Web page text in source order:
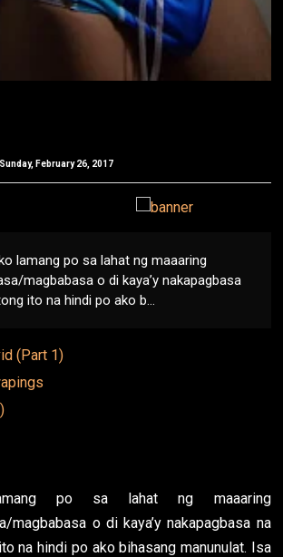
Sunday, February 26, 2017
lamang po sa lahat ng maaaring
magbabasa o di kaya’y nakapagbasa
ito na hindi po ako b...
(Part 1)
po sa lahat ng maaaring
magbabasa o di kaya’y nakapagbasa na
na hindi po ako bihasang manunulat. Isa